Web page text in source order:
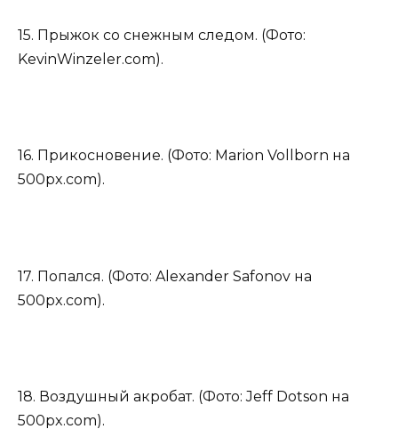
15. Прыжок со снежным следом. (Фото:
KevinWinzeler.com).
16. Прикосновение. (Фото: Marion Vollborn на
500px.com).
17. Попался. (Фото: Alexander Safonov на
500px.com).
18. Воздушный акробат. (Фото: Jeff Dotson на
500px.com).